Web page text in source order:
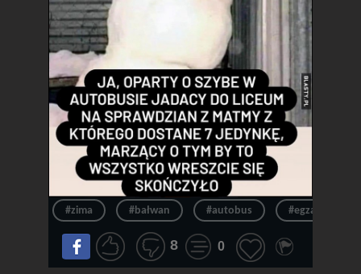
#zima #bałwan #autobus #egzamin
8 0